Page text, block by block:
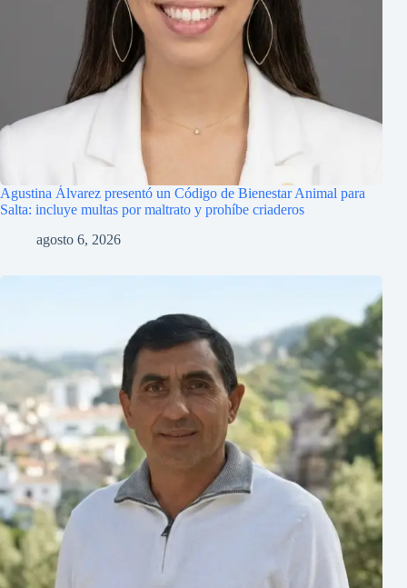
Agustina Álvarez presentó un Código de Bienestar Animal para
Salta: incluye multas por maltrato y prohíbe criaderos
agosto 6, 2026